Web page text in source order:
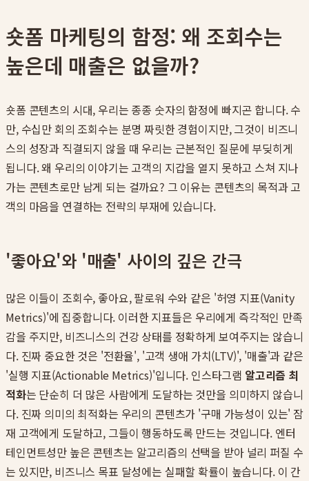
숏폼 마케팅의 함정: 왜 조회수는
높은데 매출은 없을까?
숏폼 콘텐츠의 시대, 우리는 종종 숫자의 함정에 빠지곤 합니다. 수
만, 수십만 회의 조회수는 분명 짜릿한 경험이지만, 그것이 비즈니
스의 성장과 직결되지 않을 때 우리는 근본적인 질문에 부딪히게
됩니다. 왜 우리의 이야기는 고객의 지갑을 열지 못하고 스쳐 지나
가는 콘텐츠로만 남게 되는 걸까요? 그 이유는 콘텐츠의 목적과 고
객의 마음을 연결하는 전략의 부재에 있습니다.
'좋아요'와 '매출' 사이의 깊은 간극
많은 이들이 조회수, 좋아요, 팔로워 수와 같은 '허영 지표(Vanity
Metrics)'에 집중합니다. 이러한 지표들은 우리에게 즉각적인 만족
감을 주지만, 비즈니스의 건강 상태를 정확하게 보여주지는 않습니
다. 진짜 중요한 것은 '전환율', '고객 생애 가치(LTV)', '매출'과 같은
'실행 지표(Actionable Metrics)'입니다. 인스타그램 알고리즘 최
적화는 단순히 더 많은 사람에게 도달하는 것만을 의미하지 않습니
다. 진짜 의미의 최적화는 우리의 콘텐츠가 '구매 가능성이 있는' 잠
재 고객에게 도달하고, 그들이 행동하도록 만드는 것입니다. 엔터
테인먼트성만 높은 콘텐츠는 알고리즘의 선택을 받아 널리 퍼질 수
는 있지만, 비즈니스 목표 달성에는 실패할 확률이 높습니다. 이 간